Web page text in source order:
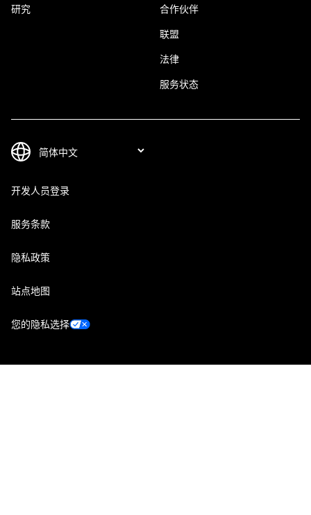
研究 合作伙伴
联盟
法律
服务状态
开发人员登录
服务条款
隐私政策
站点地图
您的隐私选择